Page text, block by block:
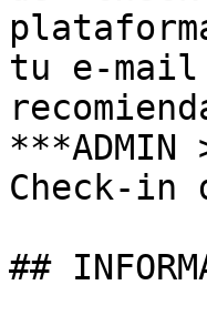
tu e-mail
Check-in
##